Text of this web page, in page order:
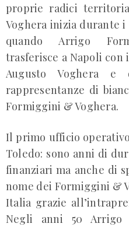
proprie radici
Voghera inizia durante
quando Arrigo
trasferisce a Napoli con
Augusto Voghera e
rappresentanze di
Formiggini & Voghera.
Il primo ufficio
Toledo: sono anni di
finanziari ma anche di
nome dei Formiggini &
Italia grazie
Negli anni 50 Arrigo